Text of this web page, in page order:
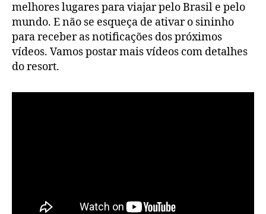
melhores lugares para viajar pelo Brasil e pelo
mundo. E não se esqueça de ativar o sininho
para receber as notificações dos próximos
vídeos. Vamos postar mais vídeos com detalhes
do resort.